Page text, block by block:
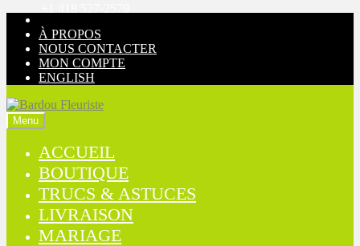
Aller
navigation
Aller
contenu
À PROPOS
NOUS CONTACTER
MON COMPTE
ENGLISH
Menu
ACCUEIL
BOUTIQUE
TRUCS & ASTUCES
LIVRAISON
MARIAGE